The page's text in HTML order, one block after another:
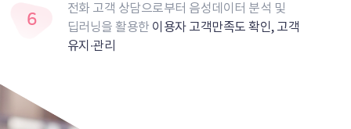
6
전화 고객 상담으로부터 음성데이터 분석 및
딥러닝을 활용한 이용자 고객만족도 확인, 고객
유지∙관리